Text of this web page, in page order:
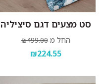
סט מצעים דגם סיציליה
החל מ ₪499.00
₪224.55